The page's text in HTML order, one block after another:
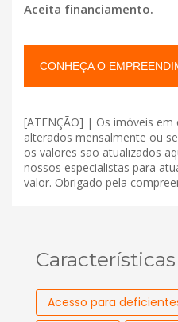
Aceita financiamento.
CONHEÇA O
[ATENÇÃO] | Os imóveis
alterados mensalmente ou
os valores são atualizados
nossos especialistas para
valor. Obrigado pela
Características
Acesso para